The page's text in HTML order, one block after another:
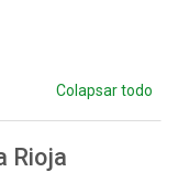
Colapsar todo
Rioja